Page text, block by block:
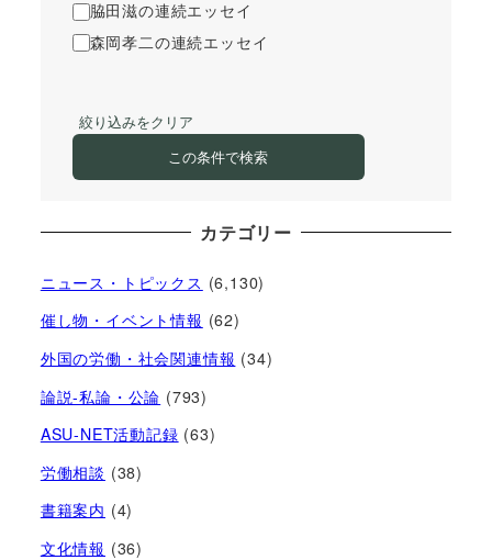
脇田滋の連続エッセイ
森岡孝二の連続エッセイ
絞り込みをクリア
この条件で検索
カテゴリー
ニュース・トピックス (6,130)
催し物・イベント情報 (62)
外国の労働・社会関連情報 (34)
論説-私論・公論 (793)
ASU-NET活動記録 (63)
労働相談 (38)
書籍案内 (4)
文化情報 (36)